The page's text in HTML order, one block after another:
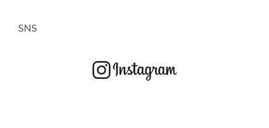
SNS